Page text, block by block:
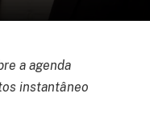
a agenda
instantâneo